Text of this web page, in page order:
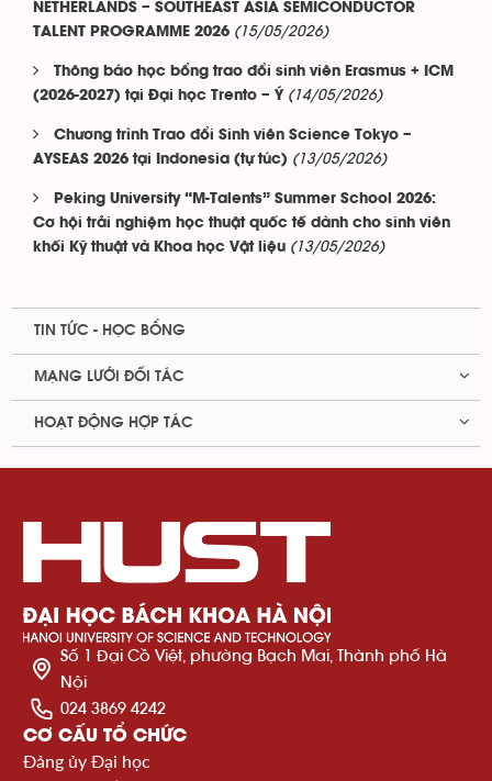
NETHERLANDS – SOUTHEAST ASIA SEMICONDUCTOR
TALENT PROGRAMME 2026 (15/05/2026)
Thông báo học bổng trao đổi sinh viên Erasmus + ICM
(2026-2027) tại Đại học Trento – Ý (14/05/2026)
Chương trình Trao đổi Sinh viên Science Tokyo –
AYSEAS 2026 tại Indonesia (tự túc) (13/05/2026)
Peking University “M-Talents” Summer School 2026:
Cơ hội trải nghiệm học thuật quốc tế dành cho sinh viên
khối Kỹ thuật và Khoa học Vật liệu (13/05/2026)
TIN TỨC - HỌC BỔNG
MẠNG LƯỚI ĐỐI TÁC
HOẠT ĐỘNG HỢP TÁC
Số 1 Đại Cồ Việt, phường Bạch Mai, Thành phố Hà
Nội
024 3869 4242
CƠ CẤU TỔ CHỨC
Đảng ủy Đại học